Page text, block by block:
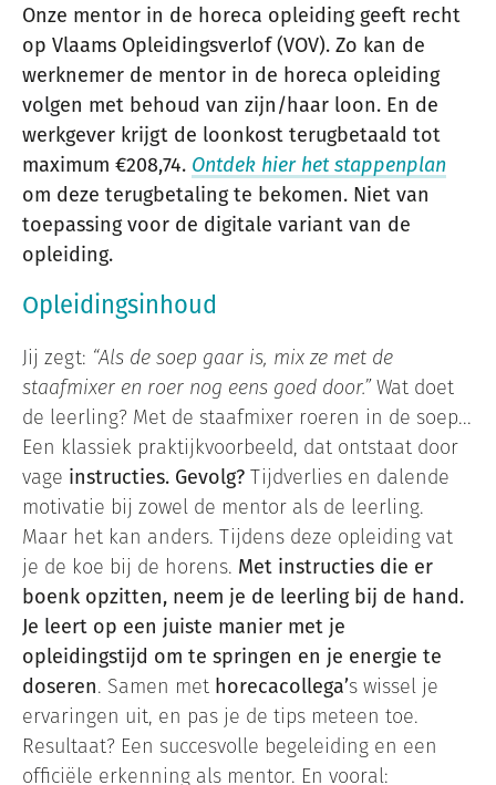
Onze mentor in de horeca opleiding geeft recht
op Vlaams Opleidingsverlof (VOV). Zo kan de
werknemer de mentor in de horeca opleiding
volgen met behoud van zijn/haar loon. En de
werkgever krijgt de loonkost terugbetaald tot
maximum €208,74. Ontdek hier het stappenplan
om deze terugbetaling te bekomen. Niet van
toepassing voor de digitale variant van de
opleiding.
Opleidingsinhoud
Jij zegt: “Als de soep gaar is, mix ze met de
staafmixer en roer nog eens goed door.”Wat doet
de leerling? Met de staafmixer roeren in de soep...
Een klassiek praktijkvoorbeeld, dat ontstaat door
vage instructies. Gevolg? Tijdverlies en dalende
motivatie bij zowel de mentor als de leerling.
Maar het kan anders. Tijdens deze opleiding vat
je de koe bij de horens. Met instructies die er
boenk opzitten, neem je de leerling bij de hand.
Je leert op een juiste manier met je
opleidingstijd om te springen en je energie te
doseren. Samen met horecacollega’s wissel je
ervaringen uit, en pas je de tips meteen toe.
Resultaat? Een succesvolle begeleiding en een
officiële erkenning als mentor. En vooral: